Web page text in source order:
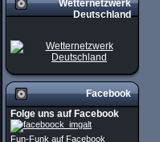
Wetternetzwerk
Deutschland
Facebook
Folge uns auf Facebook
Fun-Funk auf Facebook